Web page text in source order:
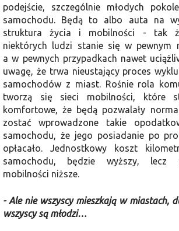
podejście, szczególnie młodych
samochodu. Będą to albo auta na
struktura życia i mobilności - tak
niektórych ludzi stanie się w pewnym
a w pewnych przypadkach nawet
uwagę, że trwa nieustający proces
samochodów z miast. Rośnie rola
tworzą się sieci mobilności, które
komfortowe, że będą pozwalały
zostać wprowadzone takie
samochodu, że jego posiadanie po
opłacało. Jednostkowy koszt
samochodu, będzie wyższy, lecz
mobilności niższe.
- Ale nie wszyscy mieszkają w miastach,
wszyscy są młodzi…